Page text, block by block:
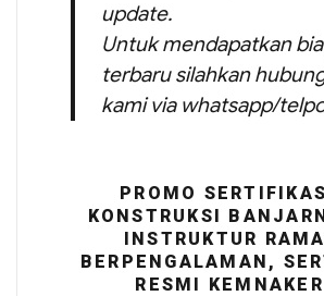
update.
Untuk mendapatkan
terbaru silahkan
kami via whatsapp/
PROMO
KONSTRUKSI
INSTRUKTUR
BERPENGALAMAN,
RESMI